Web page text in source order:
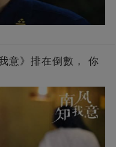
意》排在倒數， 你